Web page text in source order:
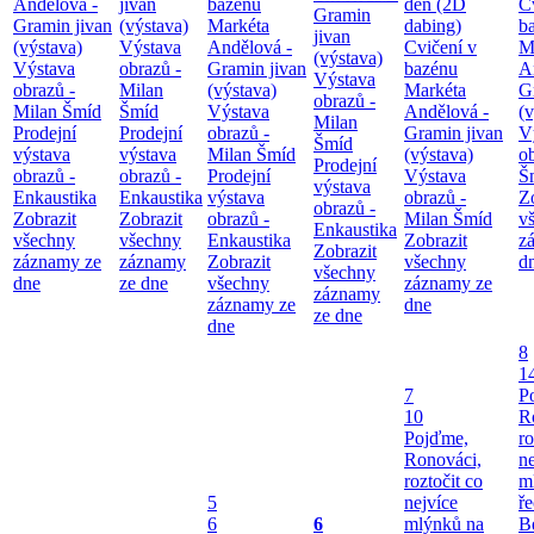
Andělová -
Gramin jivan
(výstava)
Výstava
obrazů -
Milan Šmíd
Prodejní
výstava
obrazů -
Enkaustika
Zobrazit
všechny
záznamy ze
dne
jivan
(výstava)
Výstava
obrazů -
Milan
Šmíd
Prodejní
výstava
obrazů -
Enkaustika
Zobrazit
všechny
záznamy
ze dne
bazénu
Markéta
Andělová -
Gramin jivan
(výstava)
Výstava
obrazů -
Milan Šmíd
Prodejní
výstava
obrazů -
Enkaustika
Zobrazit
všechny
záznamy ze
dne
Gramin
jivan
(výstava)
Výstava
obrazů -
Milan
Šmíd
Prodejní
výstava
obrazů -
Enkaustika
Zobrazit
všechny
záznamy
ze dne
den (2D
dabing)
Cvičení v
bazénu
Markéta
Andělová -
Gramin jivan
(výstava)
Výstava
obrazů -
Milan Šmíd
Zobrazit
všechny
záznamy ze
dne
5
6
6
7
10
Pojďme,
Ronováci,
roztočit co
nejvíce
mlýnků na
8